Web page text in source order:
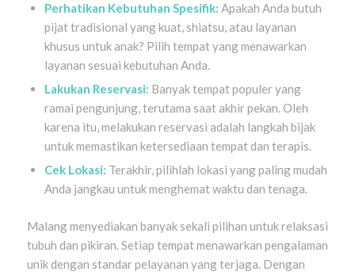
Perhatikan Kebutuhan Spesifik: Apakah Anda butuh
pijat tradisional yang kuat, shiatsu, atau layanan
khusus untuk anak? Pilih tempat yang menawarkan
layanan sesuai kebutuhan Anda.
Lakukan Reservasi: Banyak tempat populer yang
ramai pengunjung, terutama saat akhir pekan. Oleh
karena itu, melakukan reservasi adalah langkah bijak
untuk memastikan ketersediaan tempat dan terapis.
Cek Lokasi: Terakhir, pilihlah lokasi yang paling mudah
Anda jangkau untuk menghemat waktu dan tenaga.
Malang menyediakan banyak sekali pilihan untuk relaksasi
tubuh dan pikiran. Setiap tempat menawarkan pengalaman
unik dengan standar pelayanan yang terjaga. Dengan